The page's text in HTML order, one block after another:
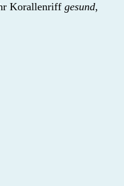
Korallenriff gesund,